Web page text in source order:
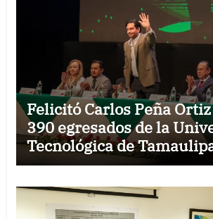
Felicitó Carlos Peña
390 egresados de la
Tecnológica de